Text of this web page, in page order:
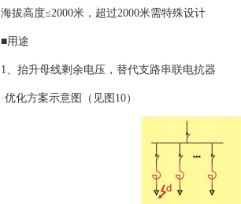
海拔高度≤2000米，超过2000米需特殊设计
■用途
1、抬升母线剩余电压，替代支路串联电抗器
·优化方案示意图（见图10）